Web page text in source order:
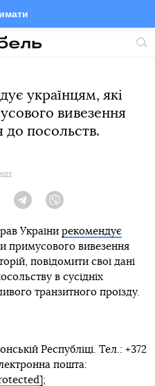
Twitter
українцям, які
вивезення
до посольств.
Twitter TelegramViber
України рекомендує
примусового вивезення
повідомити свої дані
в сусідніх
транзитного проїзду.
Республіці. Тел.: +372
пошта:
;